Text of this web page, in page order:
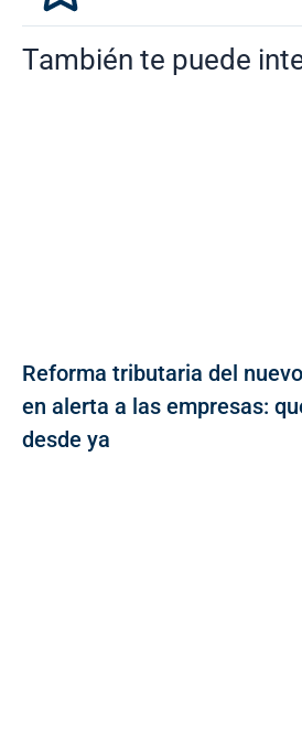
También te puede
Reforma tributaria del
en alerta a las empresas:
desde ya